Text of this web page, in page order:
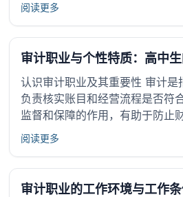
阅读更多
审计职业与个性特质：高中
认识审计职业及其重要性 审计
负责核实账目和经营流程是否符
监督和保障的作用，有助于防止
阅读更多
审计职业的工作环境与工作